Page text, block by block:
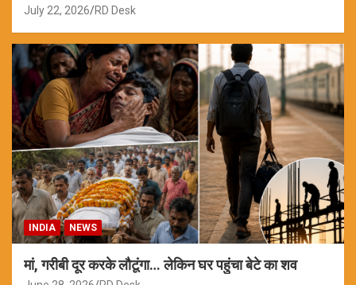
July 22, 2026 RD Desk
INDIA NEWS
मां, गरीबी दूर करके लौटूंगा… लेकिन घर पहुंचा बेटे का शव